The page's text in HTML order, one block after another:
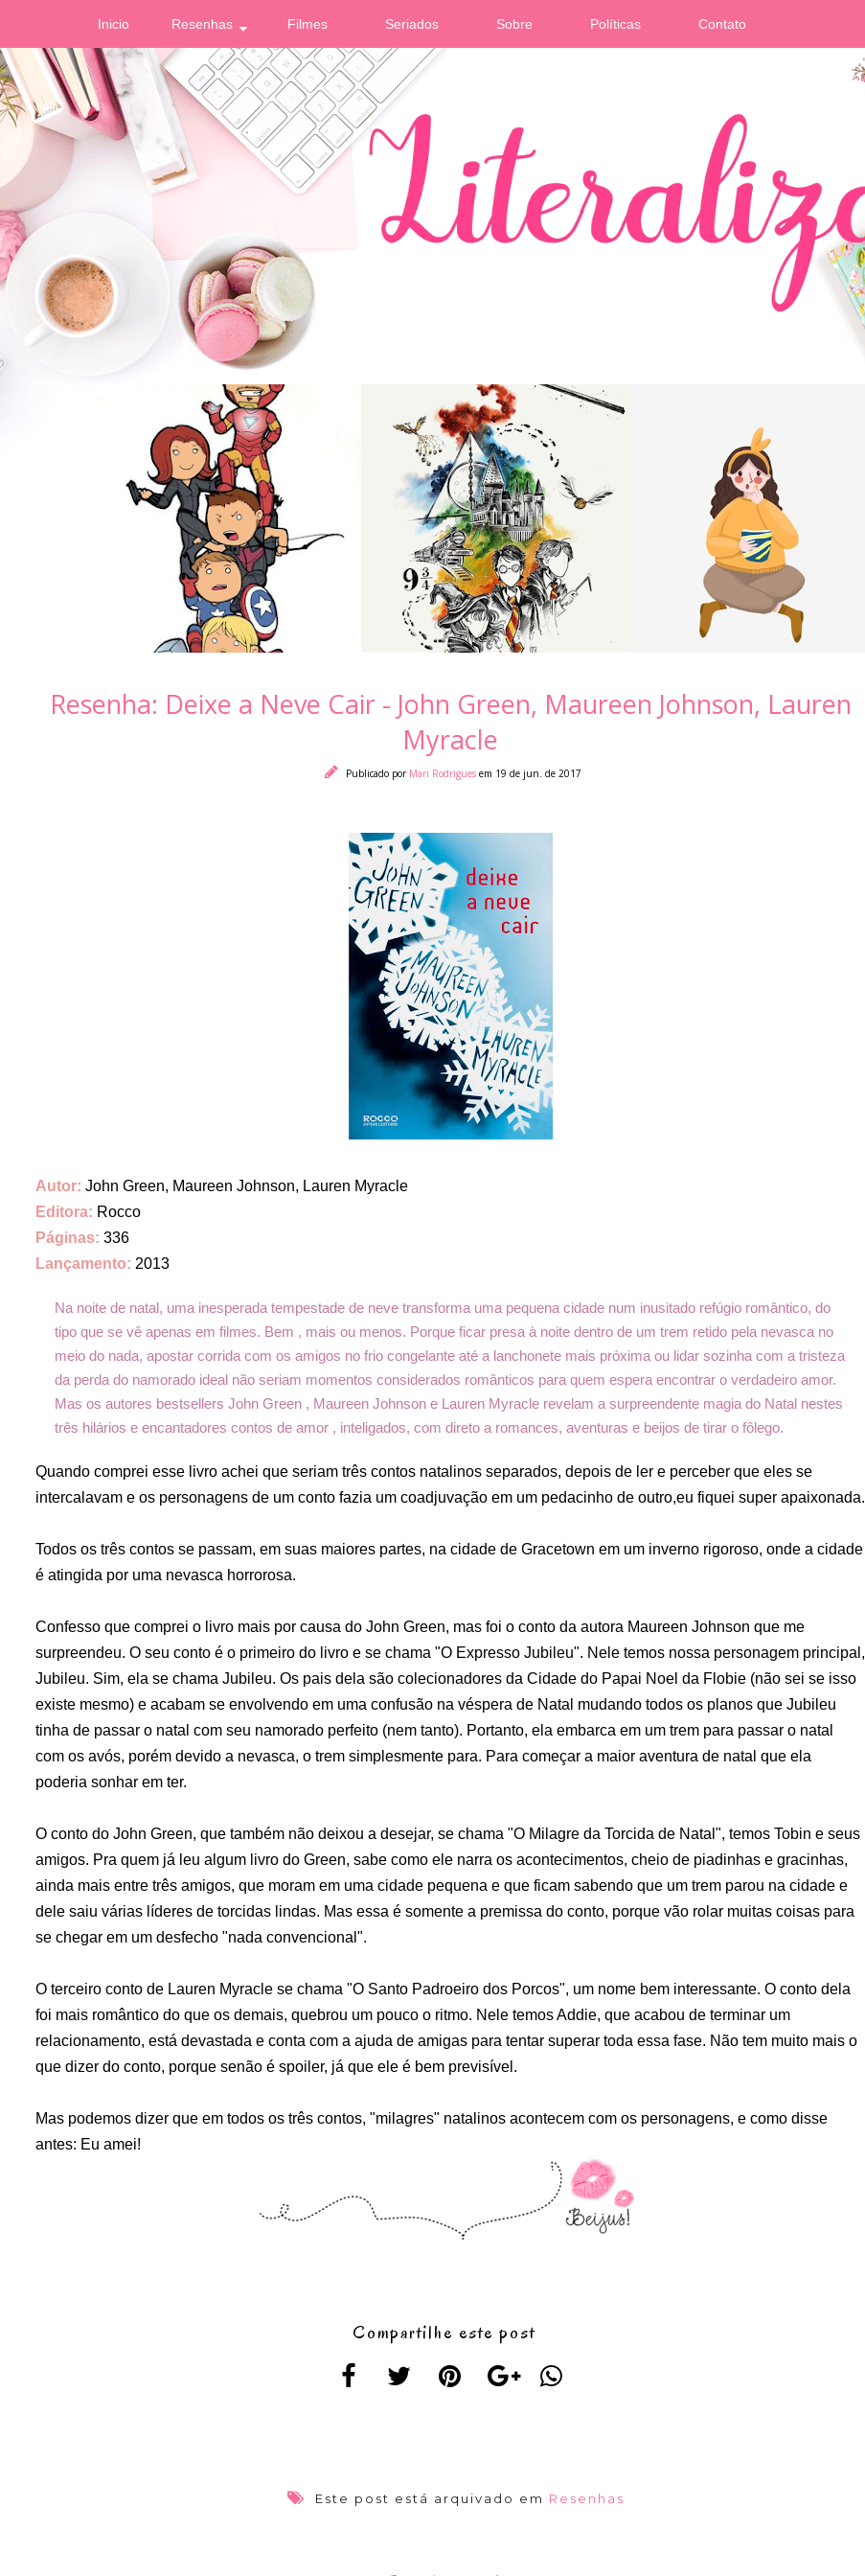
Inicio Resenhas Filmes Seriados Sobre Políticas Contato
Resenha: Deixe a Neve Cair - John Green, Maureen Johnson, Lauren
Myracle
Publicado por Mari Rodrigues em 19 de jun. de 2017
Autor: John Green, Maureen Johnson, Lauren Myracle
Editora: Rocco
Páginas: 336
Lançamento: 2013
Na noite de natal, uma inesperada tempestade de neve transforma uma pequena cidade num inusitado refúgio romântico, do
tipo que se vê apenas em filmes. Bem , mais ou menos. Porque ficar presa à noite dentro de um trem retido pela nevasca no
meio do nada, apostar corrida com os amigos no frio congelante até a lanchonete mais próxima ou lidar sozinha com a tristeza
da perda do namorado ideal não seriam momentos considerados românticos para quem espera encontrar o verdadeiro amor.
Mas os autores bestsellers John Green , Maureen Johnson e Lauren Myracle revelam a surpreendente magia do Natal nestes
três hilários e encantadores contos de amor , inteligados, com direto a romances, aventuras e beijos de tirar o fôlego.
Quando comprei esse livro achei que seriam três contos natalinos separados, depois de ler e perceber que eles se
intercalavam e os personagens de um conto fazia um coadjuvação em um pedacinho de outro,eu fiquei super apaixonada.
Todos os três contos se passam, em suas maiores partes, na cidade de Gracetown em um inverno rigoroso, onde a cidade
é atingida por uma nevasca horrorosa.
Confesso que comprei o livro mais por causa do John Green, mas foi o conto da autora Maureen Johnson que me
surpreendeu. O seu conto é o primeiro do livro e se chama "O Expresso Jubileu". Nele temos nossa personagem principal,
Jubileu. Sim, ela se chama Jubileu. Os pais dela são colecionadores da Cidade do Papai Noel da Flobie (não sei se isso
existe mesmo) e acabam se envolvendo em uma confusão na véspera de Natal mudando todos os planos que Jubileu
tinha de passar o natal com seu namorado perfeito (nem tanto). Portanto, ela embarca em um trem para passar o natal
com os avós, porém devido a nevasca, o trem simplesmente para. Para começar a maior aventura de natal que ela
poderia sonhar em ter.
O conto do John Green, que também não deixou a desejar, se chama "O Milagre da Torcida de Natal", temos Tobin e seus
amigos. Pra quem já leu algum livro do Green, sabe como ele narra os acontecimentos, cheio de piadinhas e gracinhas,
ainda mais entre três amigos, que moram em uma cidade pequena e que ficam sabendo que um trem parou na cidade e
dele saiu várias líderes de torcidas lindas. Mas essa é somente a premissa do conto, porque vão rolar muitas coisas para
se chegar em um desfecho "nada convencional".
O terceiro conto de Lauren Myracle se chama "O Santo Padroeiro dos Porcos", um nome bem interessante. O conto dela
foi mais romântico do que os demais, quebrou um pouco o ritmo. Nele temos Addie, que acabou de terminar um
relacionamento, está devastada e conta com a ajuda de amigas para tentar superar toda essa fase. Não tem muito mais o
que dizer do conto, porque senão é spoiler, já que ele é bem previsível.
Mas podemos dizer que em todos os três contos, "milagres" natalinos acontecem com os personagens, e como disse
antes: Eu amei!
Compartilhe este post
Este post está arquivado em Resenhas